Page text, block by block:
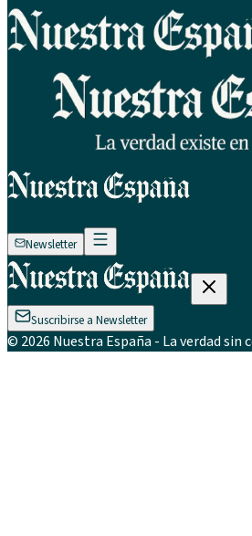
Newsletter
Suscribirse a Newsletter
© 2026 Nuestra España - La verdad sin